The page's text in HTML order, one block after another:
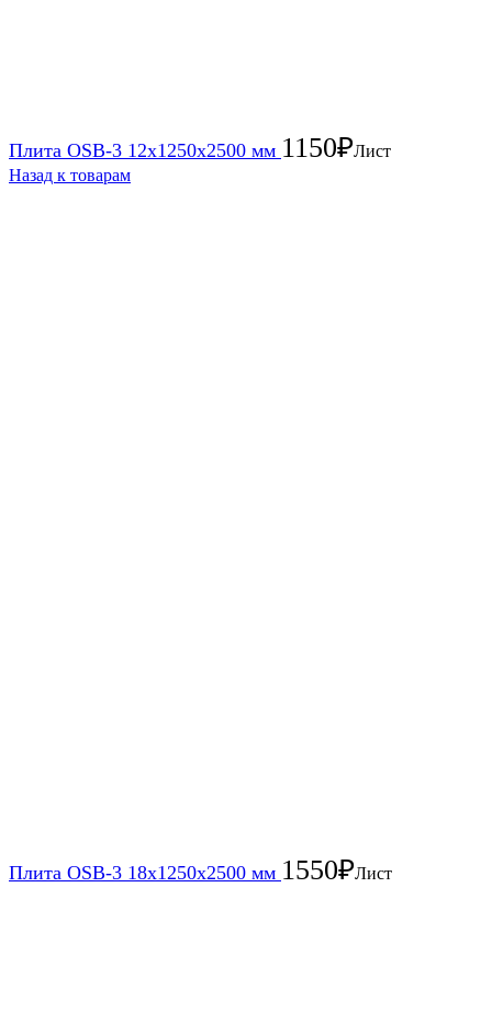
Плита OSB-3 12х1250х2500 мм 1150₽Лист
Назад к товарам
Плита OSB-3 18х1250х2500 мм 1550₽Лист